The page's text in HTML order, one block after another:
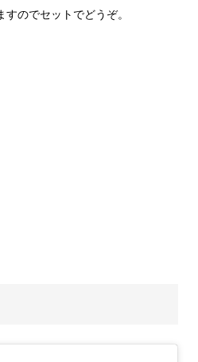
のでセットでどうぞ。